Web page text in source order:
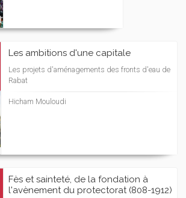
Les ambitions d'une capitale
Les projets d'aménagements des fronts d'eau de
Rabat
Hicham Mouloudi
Fès et sainteté, de la fondation à
l'avènement du protectorat (808-1912)